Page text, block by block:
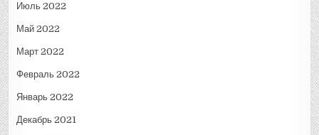
Июль 2022
Май 2022
Март 2022
Февраль 2022
Январь 2022
Декабрь 2021